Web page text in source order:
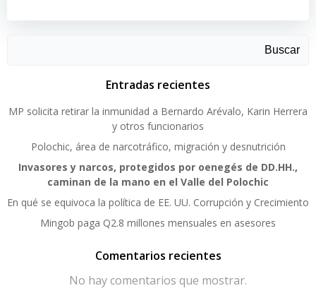
Buscar
Entradas recientes
MP solicita retirar la inmunidad a Bernardo Arévalo, Karin Herrera
y otros funcionarios
Polochic, área de narcotráfico, migración y desnutrición
Invasores y narcos, protegidos por oenegés de DD.HH.,
caminan de la mano en el Valle del Polochic
En qué se equivoca la política de EE. UU. Corrupción y Crecimiento
Mingob paga Q2.8 millones mensuales en asesores
Comentarios recientes
No hay comentarios que mostrar.